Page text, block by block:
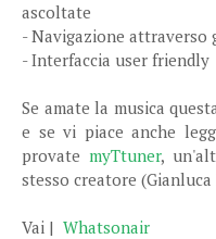
ascoltate
- Navigazione attraverso
- Interfaccia user friendly
Se amate la musica
e se vi piace anche
provate myTtuner,
stesso creatore
Vai | Whatsonair